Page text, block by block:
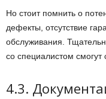
Но стоит помнить о
дефекты, отсутствие
обслуживания.
со специалистом смогут
4.3.